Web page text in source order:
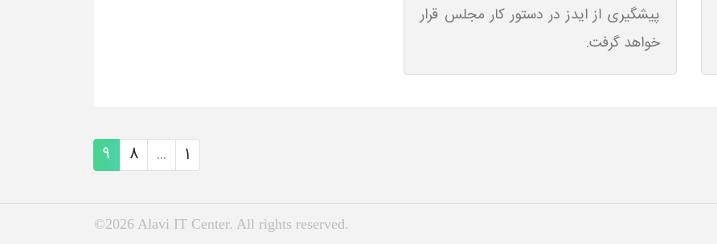
پیشگیری از ایدز در دستور کار مجلس قرار
خواهد گرفت.
1
...
8
9
©2026 Alavi IT Center. All rights reserved.